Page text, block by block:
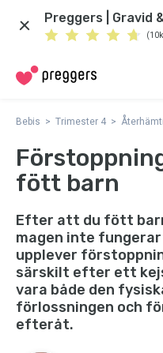
Preggers | Gravid
Bebis Trimester 4
fött barn
Efter att du fött
magen inte
upplever
särskilt efter ett
vara både den
förlossningen och
efteråt.